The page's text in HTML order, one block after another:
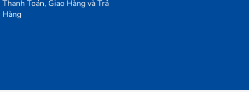
Thanh Toán, Giao Hàng và Trả
Hàng